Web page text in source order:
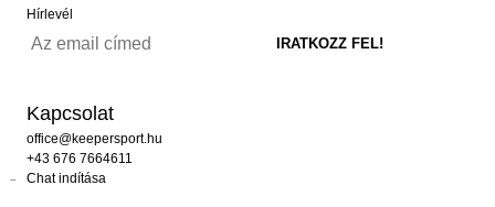
Hírlevél
Kapcsolat
office@keepersport.hu
+43 676 7664611
Chat indítása